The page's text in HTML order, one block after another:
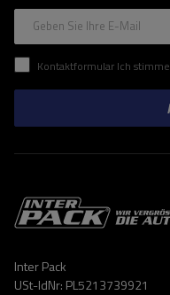
Geben Sie Ihre E-Mail
Kontaktformular Ich stimme der Verarbeitung meiner im Kontaktformular
Inter Pack
USt-IdNr: PL5213739921